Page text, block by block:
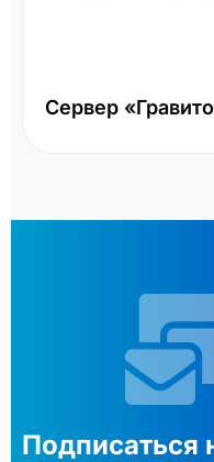
Сервер
Подписаться